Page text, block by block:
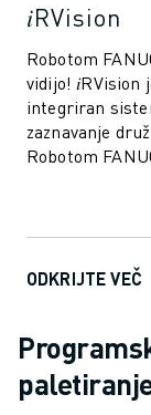
𝑖RVision
Robotom
vidijo! 𝑖RVision
integriran
zaznavanje
Robotom
ODKRIJTE VEČ